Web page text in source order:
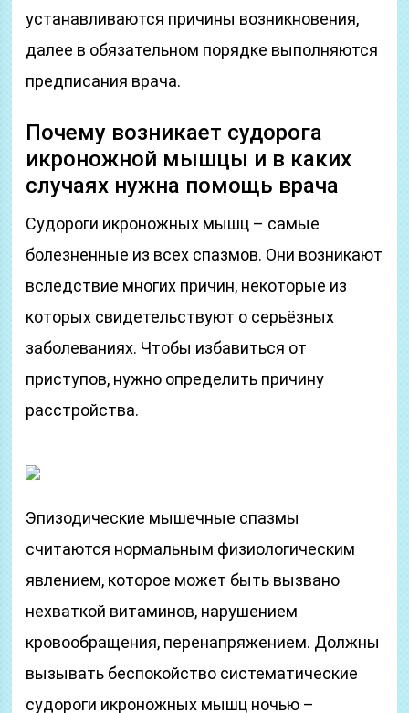
устанавливаются причины возникновения,
далее в обязательном порядке выполняются
предписания врача.
Почему возникает судорога
икроножной мышцы и в каких
случаях нужна помощь врача
Судороги икроножных мышц – самые
болезненные из всех спазмов. Они возникают
вследствие многих причин, некоторые из
которых свидетельствуют о серьёзных
заболеваниях. Чтобы избавиться от
приступов, нужно определить причину
расстройства.
Эпизодические мышечные спазмы
считаются нормальным физиологическим
явлением, которое может быть вызвано
нехваткой витаминов, нарушением
кровообращения, перенапряжением. Должны
вызывать беспокойство систематические
судороги икроножных мышц ночью –